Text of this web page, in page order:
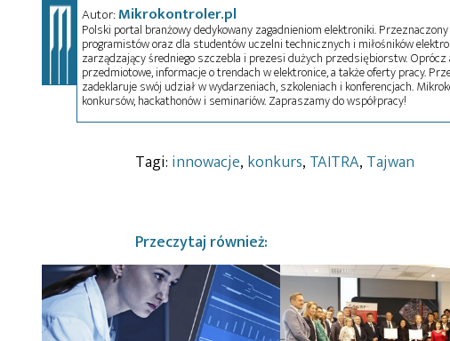
Autor:Mikrokontroler.pl
Polski portal branżowy dedykowany zagadnieniom elektroniki.
programistów oraz dla studentów uczelni technicznych i miłośników
zarządzający średniego szczebla i prezesi dużych przedsiębiorstw.
przedmiotowe, informacje o trendach w elektronice, a także oferty pracy.
zadeklaruje swój udział w wydarzeniach, szkoleniach i konferencjach.
konkursów, hackathonów i seminariów. Zapraszamy do współpracy!
Tagi: innowacje, konkurs, TAITRA, Tajwan
Przeczytaj również: